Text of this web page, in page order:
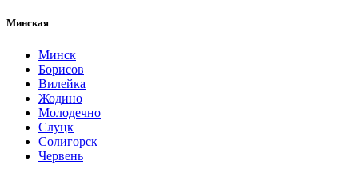
Минская
Минск
Борисов
Вилейка
Жодино
Молодечно
Слуцк
Солигорск
Червень